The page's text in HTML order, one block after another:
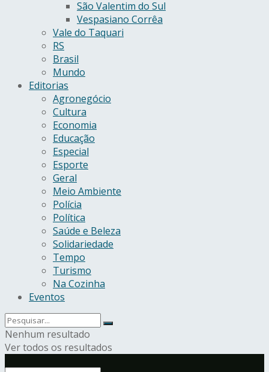
São Valentim do Sul
Vespasiano Corrêa
Vale do Taquari
RS
Brasil
Mundo
Editorias
Agronegócio
Cultura
Economia
Educação
Especial
Esporte
Geral
Meio Ambiente
Polícia
Política
Saúde e Beleza
Solidariedade
Tempo
Turismo
Na Cozinha
Eventos
Nenhum resultado
Ver todos os resultados